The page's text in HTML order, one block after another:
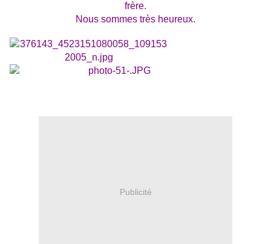
frère.
Nous sommes très heureux.
Publicité